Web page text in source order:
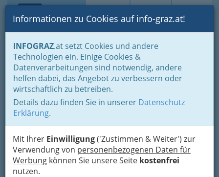
Suche Login Toggle
Informationen zu Cookies auf info-graz.at!
INFOGRAZ.at setzt Cookies und andere
Technologien ein. Einige Cookies &
Datenverarbeitungen sind notwendig, andere
helfen dabei, das Angebot zu verbessern oder
wirtschaftlich zu betreiben.
Details dazu finden Sie in unserer Datenschutz
Erklärung.
Mit Ihrer Einwilligung('Zustimmen & Weiter') zur
Verwendung von personenbezogenen Daten für
Werbung können Sie unsere Seite kostenfrei
nutzen.
Home Branchen
Notdienste für (fast) alle Fälle
Selbsthilfegruppen
Selbsthilfegruppen für Kinder und Jugendliche
Selbsthilfegruppen für
Kinder und Jugendliche
Kinder und Jugendliche fühlen sich in vielen Situationen oft
alleingelassen und wissen nicht, an wen sie sich bei Problemen
wenden sollen. Oft stehen auch Eltern vor der Frage, an wen
sie sich in bestimmten Situationen wenden können. Kinder
haben auch ein Recht auf Betreuung und Unterstützung. Hier